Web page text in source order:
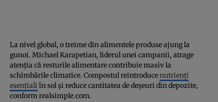
La nivel global, o treime din alimentele produse ajung la
gunoi. Michael Karapetian, liderul unei campanii, atrage
atenția că resturile alimentare contribuie masiv la
schimbările climatice. Compostul reintroducenutrienți
esențiali în sol și reduce cantitatea de deșeuri din depozite,
conform realsimple.com.